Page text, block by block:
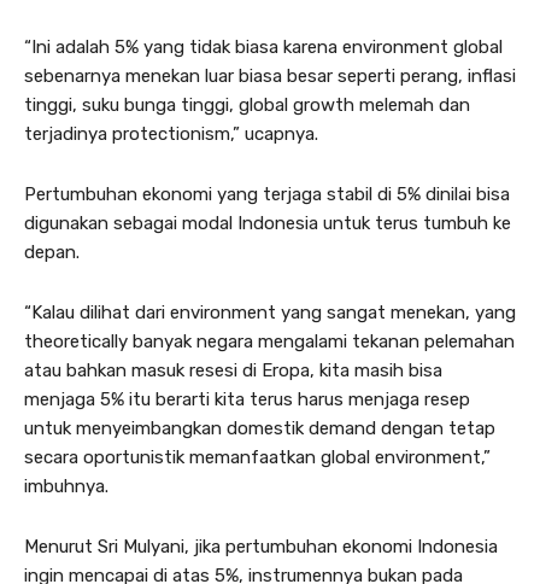
“Ini adalah 5% yang tidak biasa karena environment global
sebenarnya menekan luar biasa besar seperti perang, inflasi
tinggi, suku bunga tinggi, global growth melemah dan
terjadinya protectionism,” ucapnya.
Pertumbuhan ekonomi yang terjaga stabil di 5% dinilai bisa
digunakan sebagai modal Indonesia untuk terus tumbuh ke
depan.
“Kalau dilihat dari environment yang sangat menekan, yang
theoretically banyak negara mengalami tekanan pelemahan
atau bahkan masuk resesi di Eropa, kita masih bisa
menjaga 5% itu berarti kita terus harus menjaga resep
untuk menyeimbangkan domestik demand dengan tetap
secara oportunistik memanfaatkan global environment,”
imbuhnya.
Menurut Sri Mulyani, jika pertumbuhan ekonomi Indonesia
ingin mencapai di atas 5%, instrumennya bukan pada